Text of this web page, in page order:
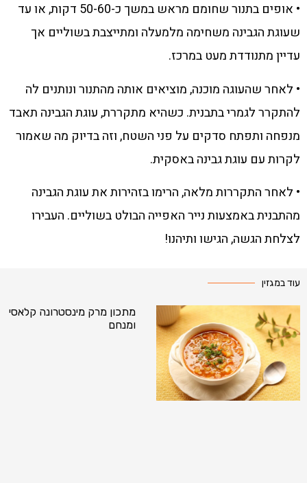
• אופים בתנור שחומם מראש במשך כ-50-60 דקות, או עד
שעוגת הגבינה משחימה מלמעלה ומתייצבת בשוליים אך
עדיין מתנודדת מעט במרכז.
• לאחר שהעוגה מוכנה, מוציאים אותה מהתנור ונותנים לה
להתקרר לגמרי בתבנית. כשהיא מתקררת, עוגת הגבינה תאבד
מנפחה ותפתח סדקים על פני השטח, וזה בדיוק מה שאמור
לקרות עם עוגת גבינה באסקית.
• לאחר התקררות מלאה, הרימו בזהירות את עוגת הגבינה
מהתבנית באמצעות נייר האפייה הבולט בשוליים. העבירו
לצלחת הגשה, הגישו ותיהנו!
עוד במגזין
מתכון מרק מינסטרונה קלאסי
ומנחם